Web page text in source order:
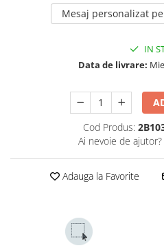
Mesaj personalizat
IN
Data de livrare:
Cod Produs:
Ai nevoie de ajutor?
Adauga la Favorite